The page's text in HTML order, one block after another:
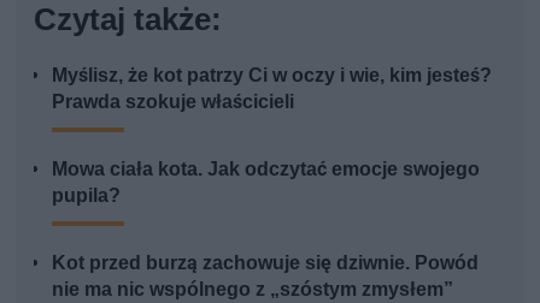
Czytaj także:
Myślisz, że kot patrzy Ci w oczy i wie, kim jesteś?
Prawda szokuje właścicieli
Mowa ciała kota. Jak odczytać emocje swojego
pupila?
Kot przed burzą zachowuje się dziwnie. Powód
nie ma nic wspólnego z „szóstym zmysłem”